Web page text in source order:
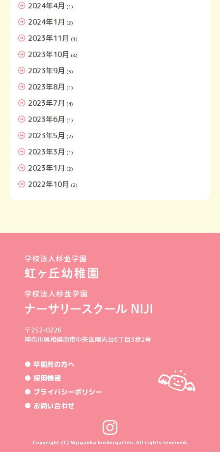
2024年4月 (1)
2024年1月 (2)
2023年11月 (1)
2023年10月 (4)
2023年9月 (3)
2023年8月 (1)
2023年7月 (4)
2023年6月 (1)
2023年5月 (2)
2023年3月 (1)
2023年1月 (2)
2022年10月 (2)
〒252-0226
神奈川県相模原市中央区陽光台6丁目3番2号
● 卒園児の方へ
● 採用情報
● プライバシーポリシー
● お問い合わせ
Copyright (C) Nijigaoka kindergarten. All rights reserved.